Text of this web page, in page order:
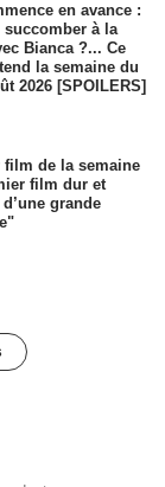
en avance :
succomber à la
Bianca ?... Ce
la semaine du
2026 [SPOILERS]
de la semaine
film dur et
grande